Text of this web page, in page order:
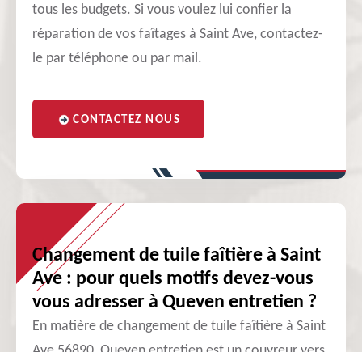
tous les budgets. Si vous voulez lui confier la
réparation de vos faîtages à Saint Ave, contactez-
le par téléphone ou par mail.
CONTACTEZ NOUS
Changement de tuile faîtière à Saint
Ave : pour quels motifs devez-vous
vous adresser à Queven entretien ?
En matière de changement de tuile faîtière à Saint